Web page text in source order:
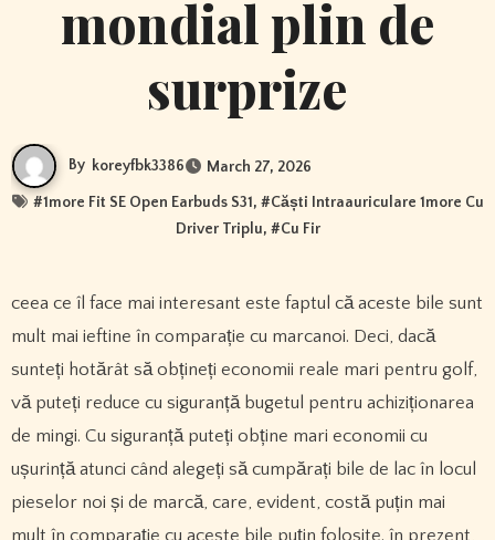
mondial plin de
surprize
By koreyfbk3386 March 27, 2026
#1more Fit SE Open Earbuds S31, #Căști Intraauriculare 1more Cu
Driver Triplu, #Cu Fir
ceea ce îl face mai interesant este faptul că aceste bile sunt
mult mai ieftine în comparație cu marcanoi. Deci, dacă
sunteți hotărât să obțineți economii reale mari pentru golf,
vă puteți reduce cu siguranță bugetul pentru achiziționarea
de mingi. Cu siguranță puteți obține mari economii cu
ușurință atunci când alegeți să cumpărați bile de lac în locul
pieselor noi și de marcă, care, evident, costă puțin mai
mult în comparație cu aceste bile puțin folosite. în prezent,